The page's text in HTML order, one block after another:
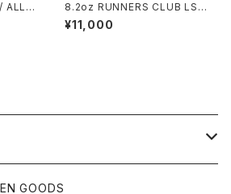
ALL
8.2oz RUNNERS CLUB LS
TEE / RELAXED FIT (NAVY)
¥11,000
GOODS